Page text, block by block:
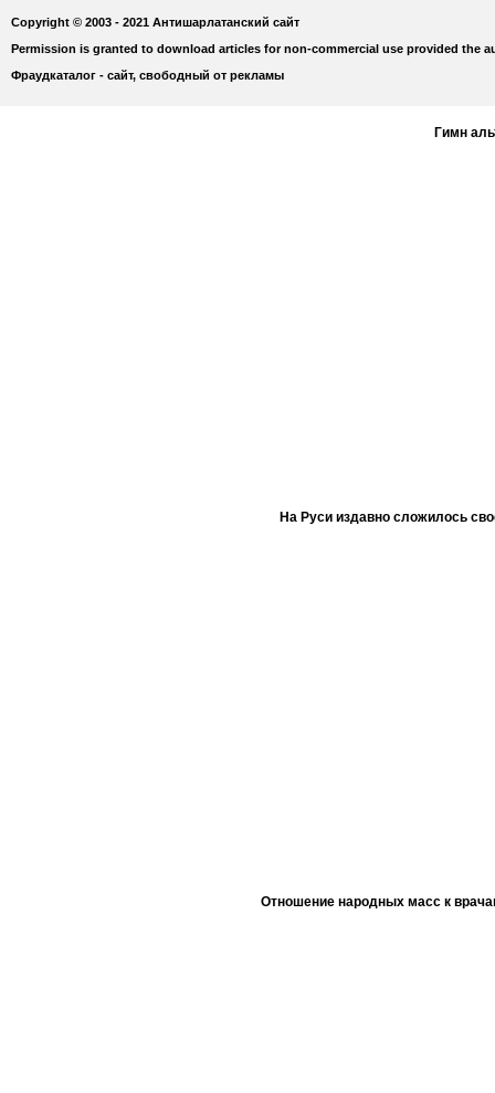
Copyright © 2003 - 2021 Антишарлатанский сайт
Permission is granted to download articles for non-commercial use provided the
Фраудкаталог - сайт, свободный от рекламы
Гимн
На Руси издавно сложилось
Отношение народных масс к